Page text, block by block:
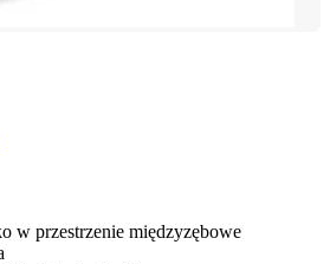
w przestrzenie międzyzębowe